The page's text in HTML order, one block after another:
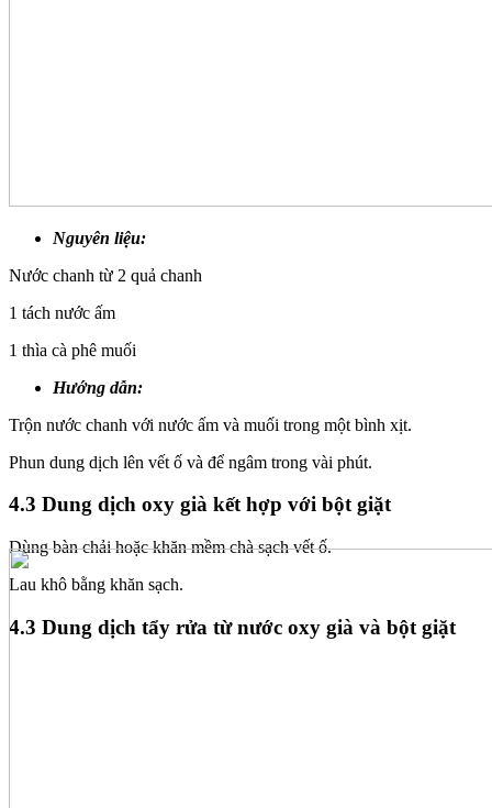
Nguyên liệu:
Nước chanh từ 2 quả chanh
1 tách nước ấm
1 thìa cà phê muối
Hướng dẫn:
Trộn nước chanh với nước ấm và muối trong một bình xịt.
Phun dung dịch lên vết ố và để ngâm trong vài phút.
4.3 Dung dịch oxy già kết hợp với bột giặt
Dùng bàn chải hoặc khăn mềm chà sạch vết ố.
Lau khô bằng khăn sạch.
4.3 Dung dịch tẩy rửa từ nước oxy già và bột giặt